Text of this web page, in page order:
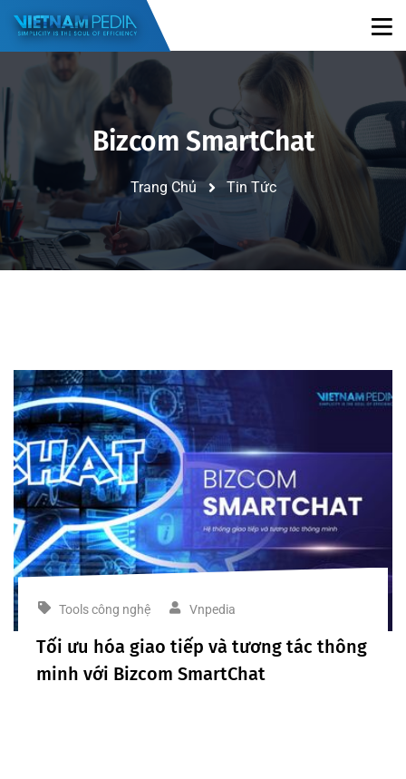
Bizcom SmartChat
Trang Chủ Tin Tức
Tools công nghệ Vnpedia
Tối ưu hóa giao tiếp và tương tác thông
minh với Bizcom SmartChat